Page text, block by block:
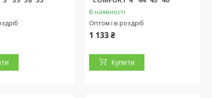
В наявності
Оптом і в роздріб
1 133 ₴
Купити